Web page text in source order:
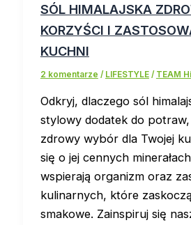
SÓL HIMALAJSKA
KORZYŚCI I
KUCHNI
2 komentarze / LIFESTYLE/ TEAM
Odkryj, dlaczego sól
stylowy dodatek do
zdrowy wybór dla Twojej
się o jej cennych
wspierają organizm oraz
kulinarnych, które
smakowe. Zainspiruj się